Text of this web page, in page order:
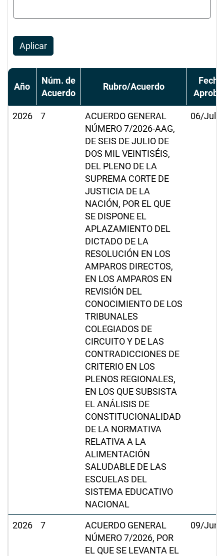
Aplicar
Año
Núm. de
Acuerdo
Rubro/Acuerdo
2026 7
ACUERDO GENERAL
NÚMERO 7/2026-AAG,
DE SEIS DE JULIO DE
DOS MIL VEINTISÉIS,
DEL PLENO DE LA
SUPREMA CORTE DE
JUSTICIA DE LA
NACIÓN, POR EL QUE
SE DISPONE EL
APLAZAMIENTO DEL
DICTADO DE LA
RESOLUCIÓN EN LOS
AMPAROS DIRECTOS,
EN LOS AMPAROS EN
REVISIÓN DEL
CONOCIMIENTO DE LOS
TRIBUNALES
COLEGIADOS DE
CIRCUITO Y DE LAS
CONTRADICCIONES DE
CRITERIO EN LOS
PLENOS REGIONALES,
EN LOS QUE SUBSISTA
EL ANÁLISIS DE
CONSTITUCIONALIDAD
DE LA NORMATIVA
RELATIVA A LA
ALIMENTACIÓN
SALUDABLE DE LAS
ESCUELAS DEL
SISTEMA EDUCATIVO
NACIONAL
06/Jul/
2026 7
ACUERDO GENERAL
NÚMERO 7/2026, POR
EL QUE SE LEVANTA EL
09/Jun/